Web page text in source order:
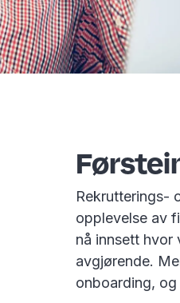
Rekrutterings-
opplevelse av
nå innsett hvor
avgjørende.
onboarding,